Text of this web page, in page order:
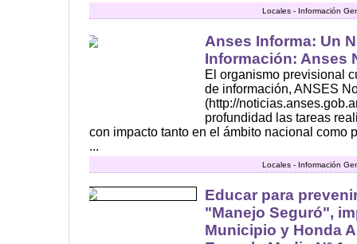
Locales - Información
Anses Informa: Un
Información: Anses
El organismo previsional
de información, ANSES
(http://
profundidad las tareas
con impacto tanto en el ámbito nacional como
...
Locales - Información
Educar para
"Manejo Seguró",
Municipio y Honda